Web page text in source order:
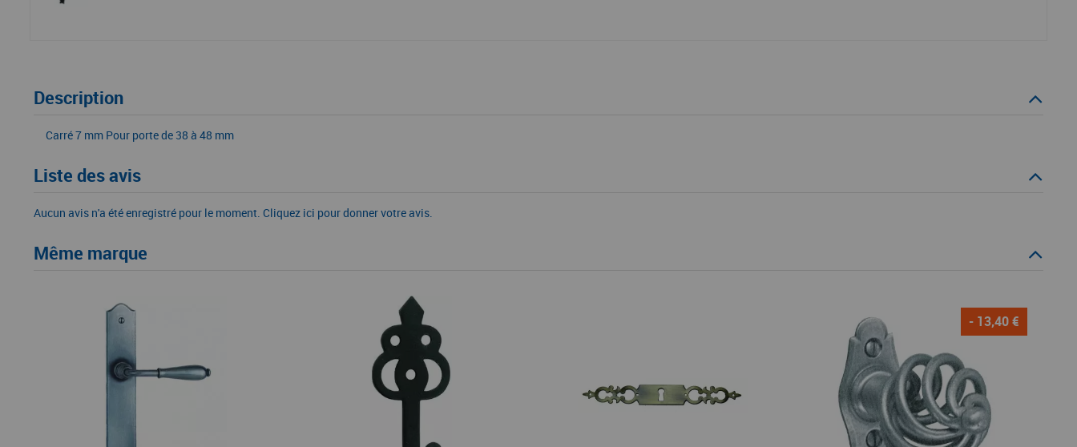
Description
Carré 7 mm Pour porte de 38 à 48 mm
Liste des avis
Aucun avis n'a été enregistré pour le moment. Cliquez ici pour donner votre avis.
Même marque
- 13,40 €